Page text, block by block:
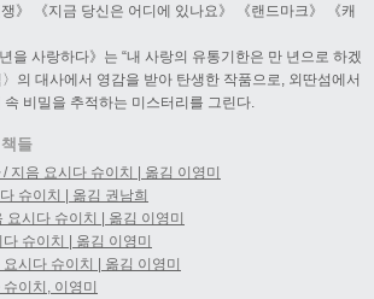
》 《지금 당신은 어디에 있나요》 《랜드마크》 《캐
을 사랑하다》는 “내 사랑의 유통기한은 만 년으로 하겠
의 대사에서 영감을 받아 탄생한 작품으로, 외딴섬에서
비밀을 추적하는 미스터리를 그린다.
들
/ 지음 요시다 슈이치 | 옮김 이영미
슈이치 | 옮김 권남희
요시다 슈이치 | 옮김 이영미
슈이치 | 옮김 이영미
요시다 슈이치 | 옮김 이영미
이치, 이영미